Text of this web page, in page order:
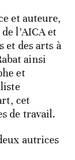
et auteure,
l’AICA et
et des arts à
ainsi
et
cet
de travail.
autrices